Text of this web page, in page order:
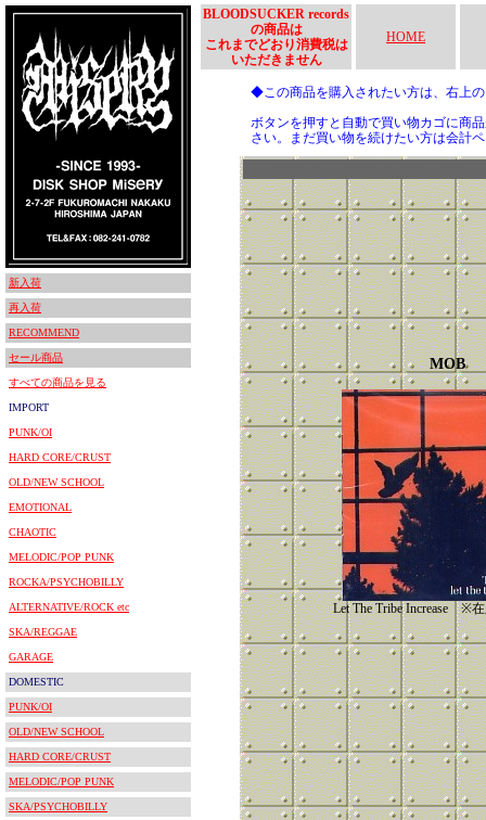
新入荷
再入荷
RECOMMEND
セール商品
すべての商品を見る
IMPORT
PUNK/OI
HARD CORE/CRUST
OLD/NEW SCHOOL
EMOTIONAL
CHAOTIC
MELODIC/POP PUNK
ROCKA/PSYCHOBILLY
ALTERNATIVE/ROCK etc
SKA/REGGAE
GARAGE
DOMESTIC
PUNK/OI
OLD/NEW SCHOOL
HARD CORE/CRUST
MELODIC/POP PUNK
SKA/PSYCHOBILLY
BLOODSUCKER records
の商品は
これまでどおり消費税は
いただきません
HOME
◆この商品を購入されたい方は、右上
ボタンを押すと自動で買い物カゴに商
さい。まだ買い物を続けたい方は会計
MOB
Let The Tribe Increase ※